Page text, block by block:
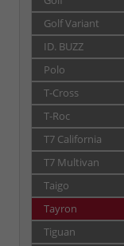
Golf Variant
ID. BUZZ
Polo
T-Cross
T-Roc
T7 California
T7 Multivan
Taigo
Tayron
Tiguan